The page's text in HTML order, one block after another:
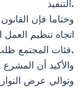
التنفيذ.
وختاما فإن
اتجاه تنظيم
فئات المجتمع ظلت لعقود بدون حماية.
والأكيد أن
وتوالي عرض